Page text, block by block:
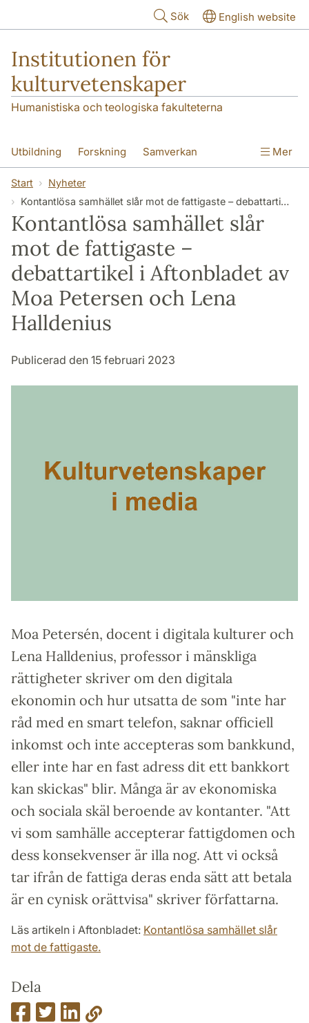
Sök English website
Institutionen för
kulturvetenskaper
Humanistiska och teologiska fakulteterna
Utbildning Forskning Samverkan
Om institutionen
Mer
Start
Nyheter
Kontantlösa samhället slår mot de fattigaste – debattartikel i Aftonbladet av Moa Petersen och Lena Halldenius
Kontantlösa samhället slår
mot de fattigaste –
debattartikel i Aftonbladet av
Moa Petersen och Lena
Halldenius
Publicerad den 15 februari 2023
Moa Petersén, docent i digitala kulturer och
Lena Halldenius, professor i mänskliga
rättigheter skriver om den digitala
ekonomin och hur utsatta de som "inte har
råd med en smart telefon, saknar officiell
inkomst och inte accepteras som bankkund,
eller inte har en fast adress dit ett bankkort
kan skickas" blir. Många är av ekonomiska
och sociala skäl beroende av kontanter. "Att
vi som samhälle accepterar fattigdomen och
dess konsekvenser är illa nog. Att vi också
tar ifrån de fattiga deras enda sätt att betala
är en cynisk orättvisa" skriver författarna.
Läs artikeln i Aftonbladet: Kontantlösa samhället slår
mot de fattigaste.
Dela